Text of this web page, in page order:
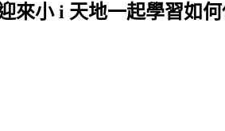
小 i 天地一起學習如